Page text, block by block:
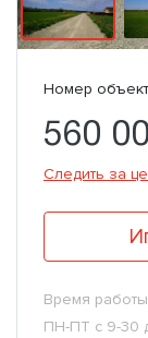
Номер
560
Следить за
Время
ПН-ПТ с 9-30